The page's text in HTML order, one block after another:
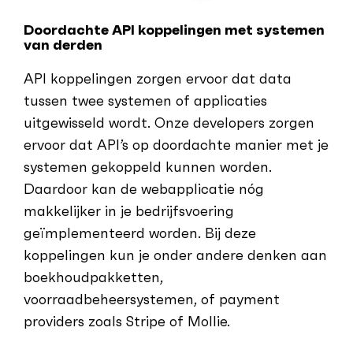
Doordachte API koppelingen met systemen
van derden
API koppelingen zorgen ervoor dat data
tussen twee systemen of applicaties
uitgewisseld wordt. Onze developers zorgen
ervoor dat API’s op doordachte manier met je
systemen gekoppeld kunnen worden.
Daardoor kan de webapplicatie nóg
makkelijker in je bedrijfsvoering
geïmplementeerd worden. Bij deze
koppelingen kun je onder andere denken aan
boekhoudpakketten,
voorraadbeheersystemen, of payment
providers zoals Stripe of Mollie.